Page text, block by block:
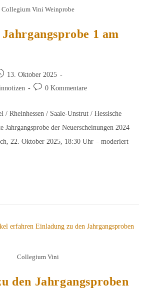
Collegium Vini Weinprobe
1 am
13. Oktober 2025
Beitrags-0 Kommentare
/ Rheinhessen / Saale-Unstrut / Hessische
Jahrgangsprobe der Neuerscheinungen 2024
22. Oktober 2025, 18:30 Uhr – moderiert
Collegium Vini
den Jahrgangsproben